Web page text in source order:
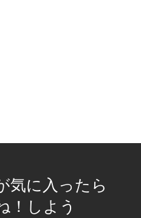
気に入ったら
！しよう